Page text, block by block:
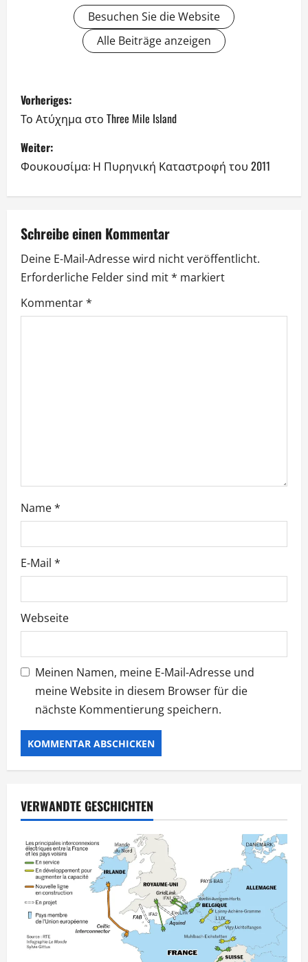
Besuchen Sie die Website
Alle Beiträge anzeigen
B
e
i
t
a
g
s
n
t
i
o
n
Vorheriges:
Το Ατύχημα στο Three Mile Island
Weiter:
Φουκουσίμα: Η Πυρηνική Καταστροφή του 2011
Schreibe einen Kommentar
Deine E-Mail-Adresse wird nicht veröffentlicht.
Erforderliche Felder sind mit* markiert
Kommentar*
Name*
E-Mail *
Webseite
Meinen Namen, meine E-Mail-Adresse und
meine Website in diesem Browser für die
nächste Kommentierung speichern.
VERWANDTE GESCHICHTEN